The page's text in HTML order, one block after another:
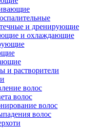
и дренирующие
и охлаждающие
и растворители
волос
волос
волос
волос